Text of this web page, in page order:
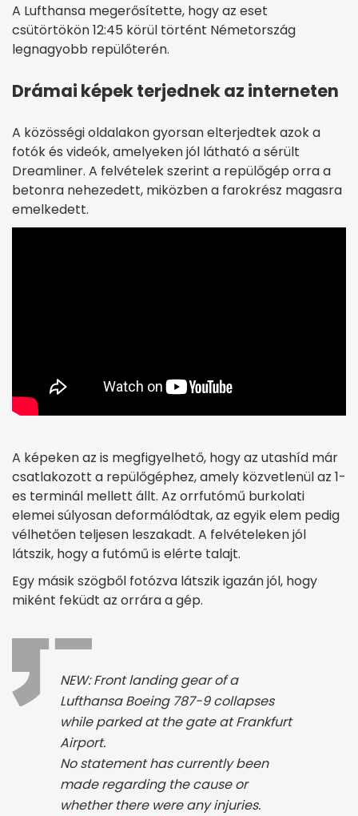
A Lufthansa megerősítette, hogy az eset
csütörtökön 12:45 körül történt Németország
legnagyobb repülőterén.
Drámai képek terjednek az interneten
A közösségi oldalakon gyorsan elterjedtek azok a
fotók és videók, amelyeken jól látható a sérült
Dreamliner. A felvételek szerint a repülőgép orra a
betonra nehezedett, miközben a farokrész magasra
emelkedett.
A képeken az is megfigyelhető, hogy az utashíd már
csatlakozott a repülőgéphez, amely közvetlenül az 1-
es terminál mellett állt. Az orrfutómű burkolati
elemei súlyosan deformálódtak, az egyik elem pedig
vélhetően teljesen leszakadt. A felvételeken jól
látszik, hogy a futómű is elérte talajt.
Egy másik szögből fotózva látszik igazán jól, hogy
miként feküdt az orrára a gép.
NEW: Front landing gear of a
Lufthansa Boeing 787-9 collapses
while parked at the gate at Frankfurt
Airport.
No statement has currently been
made regarding the cause or
whether there were any injuries.